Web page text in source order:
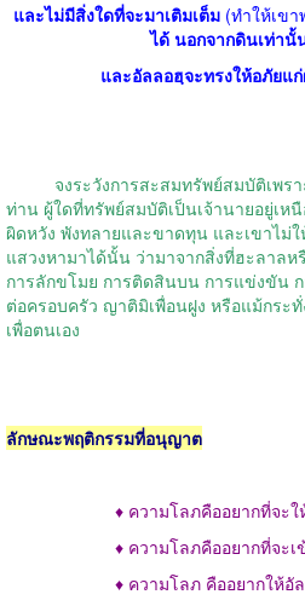
และไม่มีสิ่งใดที่จะมาเติมเต็ม(ทำให้เขา
ได้ นอกจากดินเท่านั้
และอัลลอฮฺจะทรงให้อภัยแ
จงระวังการสะสมทรัพย์สมบัติเพรา
ท่าน ผู้ใดที่ทรัพย์สมบัติเป็นเจ้านายอยู่เห
ผิดหวัง พังทลายและขาดทุน และเขาไม่
แสวงหามาได้นั้น ว่ามาจากสิ่งที่ฮะลาลห
การลักขโมย การติดสินบน การแข่งขัน
ต่อครอบครัว ญาติมิเพื่อนฝูง หรือแม้กระ
เพื่อตนเอง
ลักษณะพฤติกรรมที่อนุญาต
♦ ความโลภคืออยากที่จะ
♦ ความโลภคืออยากที่จะเ
♦ ความโลภ คืออยากให้อั